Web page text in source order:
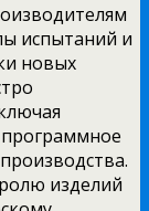
испытаний и
новых
изделий